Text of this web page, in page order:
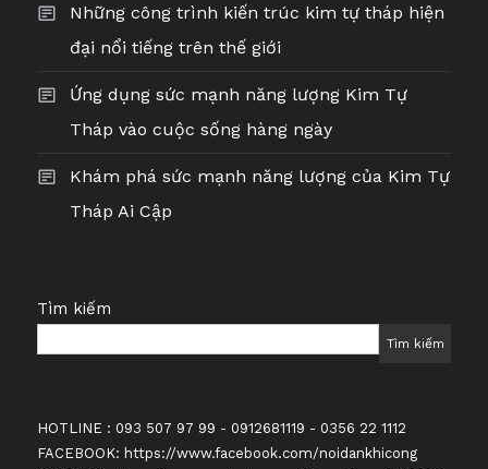
Những công trình kiến trúc kim tự tháp hiện
đại nổi tiếng trên thế giới
Ứng dụng sức mạnh năng lượng Kim Tự
Tháp vào cuộc sống hàng ngày
Khám phá sức mạnh năng lượng của Kim Tự
Tháp Ai Cập
Tìm kiếm
Tìm kiếm
HOTLINE : 093 507 97 99 - 0912681119 - 0356 22 1112
FACEBOOK: https://www.facebook.com/noidankhicong